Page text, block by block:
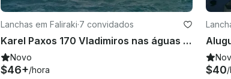
Lanchas em Faliraki·7 convidados
Karel Paxos 170 Vladimiros nas águas de Rodes
Novo
$46+/hora $40